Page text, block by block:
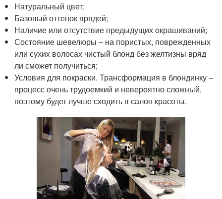
Натуральный цвет;
Базовый оттенок прядей;
Наличие или отсутствие предыдущих окрашиваний;
Состояние шевелюры – на пористых, поврежденных
или сухих волосах чистый блонд без желтизны вряд
ли сможет получиться;
Условия для покраски. Трансформация в блондинку –
процесс очень трудоемкий и невероятно сложный,
поэтому будет лучше сходить в салон красоты.